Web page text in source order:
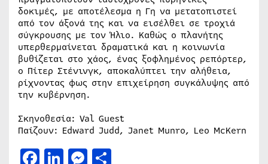
δοκιμές, με αποτέλεσμα η Γη να μετατοπιστεί
από τον άξονά της και να εισέλθει σε τροχιά
σύγκρουσης με τον Ήλιο. Καθώς ο πλανήτης
υπερθερμαίνεται δραματικά και η κοινωνία
βυθίζεται στο χάος, ένας ξοφλημένος ρεπόρτερ,
ο Πίτερ Στένινγκ, αποκαλύπτει την αλήθεια,
ρίχνοντας φως στην επιχείρηση συγκάλυψης από
την κυβέρνηση.
Σκηνοθεσία: Val Guest
Παίζουν: Edward Judd, Janet Munro, Leo McKern
Facebook
LinkedIn
Messenger